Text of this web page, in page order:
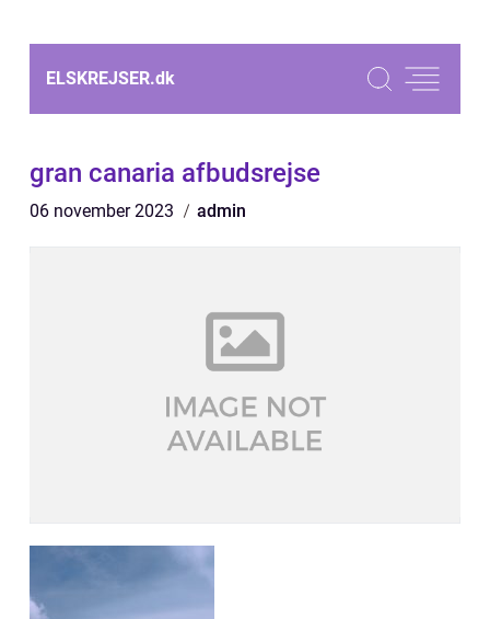
ELSKREJSER.dk
gran canaria afbudsrejse
06 november 2023 admin